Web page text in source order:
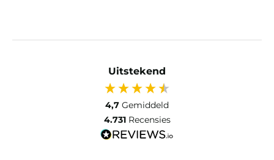
Uitstekend
4,7 Gemiddeld
4.731 Recensies